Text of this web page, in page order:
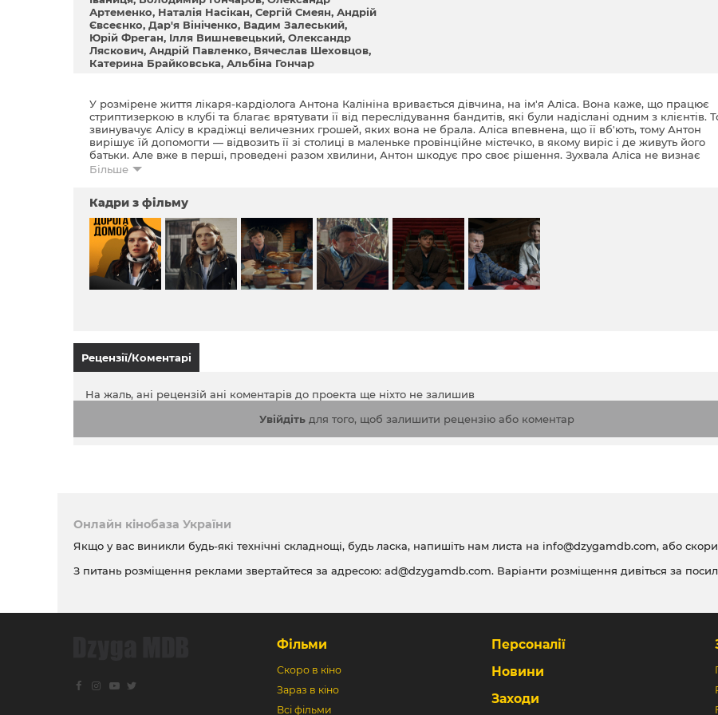
Артеменко Наталiя Насікан Сергій Смеян Андрій
Євсеєнко Дар'я Вініченко Вадим Залеський
Юрій Фреган Ілля Вишневецький Олександр
Ляскович Андрій Павленко Вячеслав Шеховцов
Катерина Брайковська Альбіна Гончар
У розмірене життя лікаря-кардіолога Антона Калініна вривається дівчина, на ім'я Аліса. Вона каже, що працює
стриптизеркою в клубі та благає врятувати її від переслідування бандитів, які були надіслані одним з клієнтів.
звинувачує Алісу в крадіжці величезних грошей, яких вона не брала. Аліса впевнена, що її вб'ють, тому Антон
вирішує їй допомогти — відвозить її зі столиці в маленьке провінційне містечко, в якому виріс і де живуть його
батьки. Але вже в перші, проведені разом хвилини, Антон шкодує про своє рішення. Зухвала Аліса не визнає
правил, особливо, якщо ті обмежують свободу особистості. Їй плювати на громадську думку, вона гостра на язик і
Щоб дошкулити Антону, Аліса називає себе його нареченою, шокуючи родичів своїм зовнішнім виглядом і
поведінкою. Однак з часом їхнє відношення до неї стає іншим. Вони бачать, що Аліса — дівчина щира, відкрита,
вміє співпереживати. Вона повністю змінює життя сім'ї Калініних, допомагає сестрам Антона стати внутрішньо
вільними, проявити свої таланти, розібратися в заплутаних відносинах з чоловіками. Після багаторічної сварки
мирить Антона з батьком, і об'єднує сім'ю.
Єдина людина, з якою Алісі так і не вдається знайти спільну мову — це Антон. Він не вірить їй і його підозри,
Більше
Кадри з фільму
Рецензії/Коментарі
На жаль, ані рецензій ані коментарів до проекта ще ніхто не залишив
Увійдітьдля того, щоб залишити рецензію або коментар
Онлайн кінобаза України
Якщо у вас виникли будь-які технічні складнощі, будь ласка, напишіть нам листа на info@dzygamdb.com, або
З питань розміщення реклами звертайтеся за адресою: ad@dzygamdb.com. Варіанти розміщення дивіться за
Фільми
Скоро в кіно
Зараз в кіно
Всі фільми
Персоналії
Новини
Заходи